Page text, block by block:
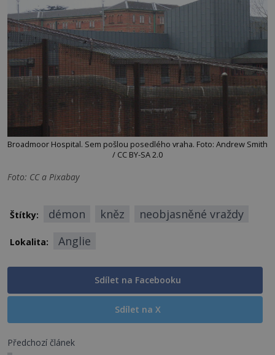
Broadmoor Hospital. Sem pošlou posedlého vraha. Foto: Andrew Smith
/ CC BY-SA 2.0
Foto: CC a Pixabay
Štítky: démon kněz neobjasněné vraždy
Lokalita: Anglie
Sdílet na Facebooku
Sdílet na X
Předchozí článek